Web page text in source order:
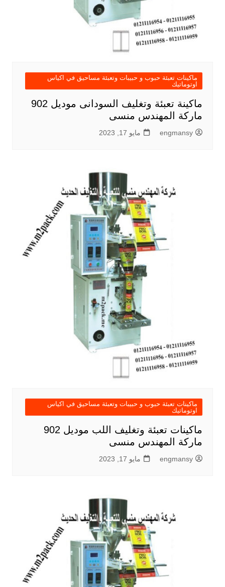
ماكينات تعبئة حبوب و حبيبات وتعبئة مساحيق في اكياس
اوتوماتيك
ماكينة تعبئة وتغليف السودانى موديل 902
ماركة المهندس منسى
engmansy مايو 17, 2023
ماكينات تعبئة حبوب و حبيبات وتعبئة مساحيق في اكياس
اوتوماتيك
ماكينات تعبئة وتغليف اللب موديل 902
ماركة المهندس منسى
engmansy مايو 17, 2023